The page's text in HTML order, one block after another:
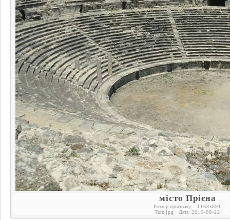
місто Прієна
Розмір оригіналу: 1168x891
Тип: jpg Дата: 2019-08-22